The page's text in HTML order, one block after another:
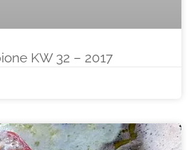
KW 32 – 2017